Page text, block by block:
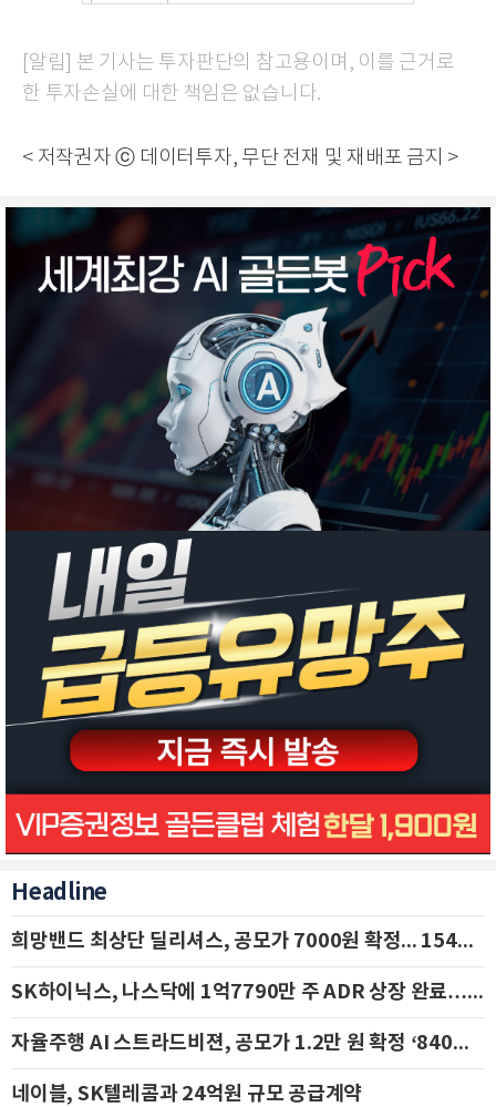
[알림] 본 기사는 투자판단의 참고용이며, 이를 근거로
한 투자손실에 대한 책임은 없습니다.
< 저작권자 ⓒ 데이터투자, 무단 전재 및 재배포 금지 >
Headline
희망밴드 최상단 딜리셔스, 공모가 7000원 확정... 154억 규모 IPO 돌입
SK하이닉스, 나스닥에 1억7790만 주 ADR 상장 완료…29일 국내 추가 상장
자율주행 AI 스트라드비젼, 공모가 1.2만 원 확정 ‘840억 수혈’
네이블, SK텔레콤과 24억원 규모 공급계약